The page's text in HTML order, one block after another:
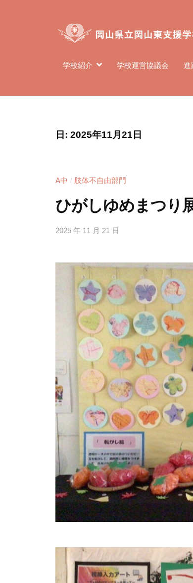
ス
岡
県
山
支
学
学
体
自
部
門
を
併
設
し
た
特
別
支
援
学
で
。
学校紹介 学校運営協議会 進
日: 2025年11月21日
A中 / 肢体不自由部門
ひがしゆめまつり
2025 年 11 月 21 日
i
g
a
i
s
i
e
n
1
0
岡
支
学